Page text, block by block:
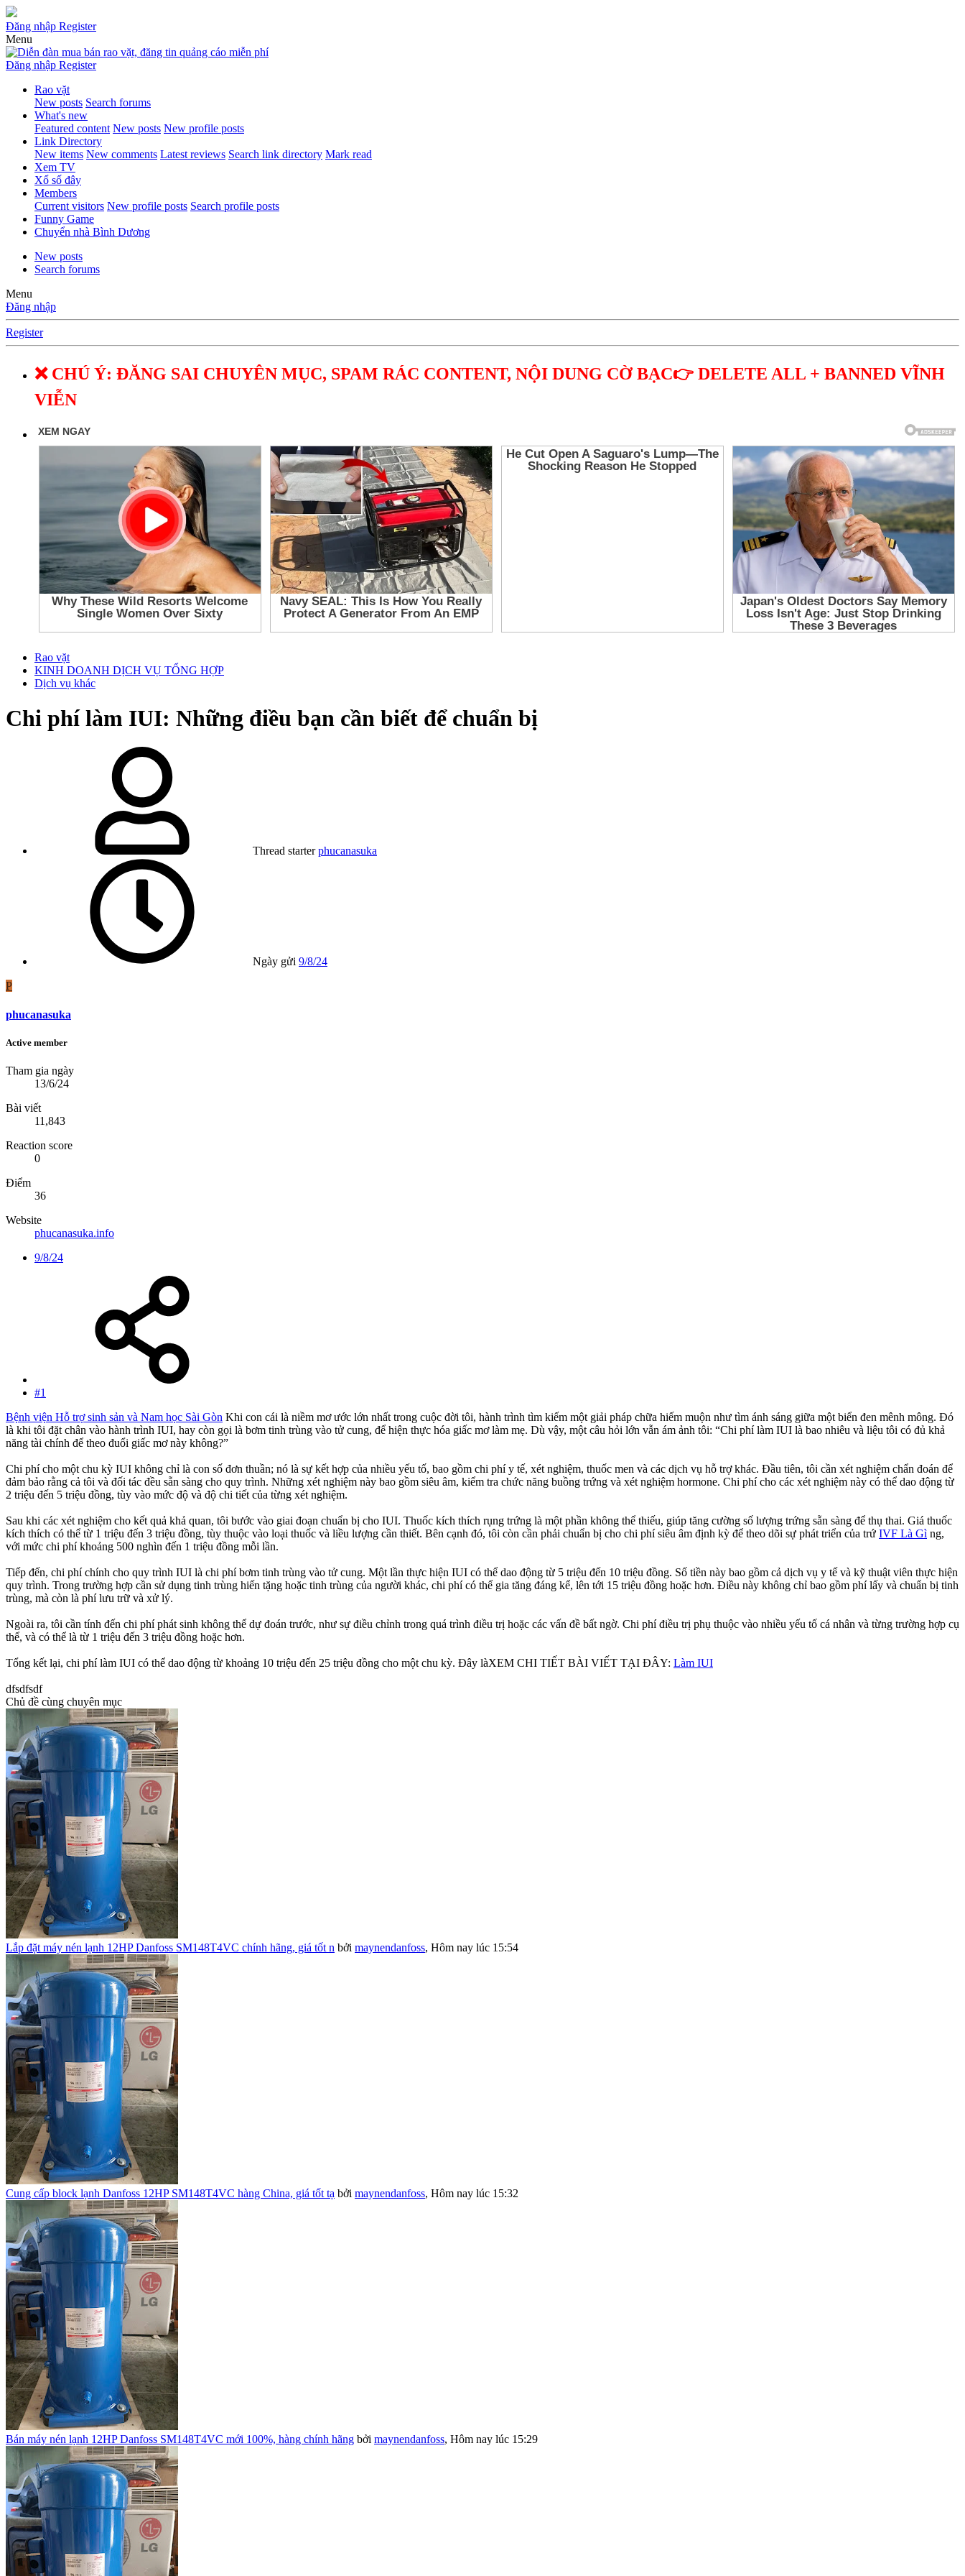
Đăng nhập Register
Menu
Đăng nhập Register
Rao vặt
New posts Search forums
What's new
Featured content New posts New profile posts
Link Directory
New items New comments Latest reviews Search link directory Mark read
Xem TV
Xổ số đây
Members
Current visitors New profile posts Search profile posts
Funny Game
Chuyển nhà Bình Dương
New posts
Search forums
Menu
Đăng nhập
Register
❌ CHÚ Ý: ĐĂNG SAI CHUYÊN MỤC, SPAM RÁC CONTENT, NỘI DUNG CỜ BẠC👉 DELETE ALL + BANNED VĨNH
VIỄN
Rao vặt
KINH DOANH DỊCH VỤ TỔNG HỢP
Dịch vụ khác
Chi phí làm IUI: Những điều bạn cần biết để chuẩn bị
Thread starter phucanasuka
Ngày gửi 9/8/24
P
phucanasuka
Active member
Tham gia ngày
13/6/24
Bài viết
11,843
Reaction score
0
Điểm
36
Website
phucanasuka.info
9/8/24
#1
Bệnh viện Hỗ trợ sinh sản và Nam học Sài Gòn Khi con cái là niềm mơ ước lớn nhất trong cuộc đời tôi, hành trình tìm kiếm một giải pháp chữa hiếm muộn như tìm ánh sáng giữa một biển đen mênh mông. Đó
là khi tôi đặt chân vào hành trình IUI, hay còn gọi là bơm tinh trùng vào tử cung, để hiện thực hóa giấc mơ làm mẹ. Dù vậy, một câu hỏi lớn vẫn ám ảnh tôi: “Chi phí làm IUI là bao nhiêu và liệu tôi có đủ khả
năng tài chính để theo đuổi giấc mơ này không?”
Chi phí cho một chu kỳ IUI không chỉ là con số đơn thuần; nó là sự kết hợp của nhiều yếu tố, bao gồm chi phí y tế, xét nghiệm, thuốc men và các dịch vụ hỗ trợ khác. Đầu tiên, tôi cần xét nghiệm chẩn đoán để
đảm bảo rằng cả tôi và đối tác đều sẵn sàng cho quy trình. Những xét nghiệm này bao gồm siêu âm, kiểm tra chức năng buồng trứng và xét nghiệm hormone. Chi phí cho các xét nghiệm này có thể dao động từ
2 triệu đến 5 triệu đồng, tùy vào mức độ và độ chi tiết của từng xét nghiệm.
Sau khi các xét nghiệm cho kết quả khả quan, tôi bước vào giai đoạn chuẩn bị cho IUI. Thuốc kích thích rụng trứng là một phần không thể thiếu, giúp tăng cường số lượng trứng sẵn sàng để thụ thai. Giá thuốc
kích thích có thể từ 1 triệu đến 3 triệu đồng, tùy thuộc vào loại thuốc và liều lượng cần thiết. Bên cạnh đó, tôi còn cần phải chuẩn bị cho chi phí siêu âm định kỳ để theo dõi sự phát triển của trứ IVF Là Gì ng,
với mức chi phí khoảng 500 nghìn đến 1 triệu đồng mỗi lần.
Tiếp đến, chi phí chính cho quy trình IUI là chi phí bơm tinh trùng vào tử cung. Một lần thực hiện IUI có thể dao động từ 5 triệu đến 10 triệu đồng. Số tiền này bao gồm cả dịch vụ y tế và kỹ thuật viên thực hiện
quy trình. Trong trường hợp cần sử dụng tinh trùng hiến tặng hoặc tinh trùng của người khác, chi phí có thể gia tăng đáng kể, lên tới 15 triệu đồng hoặc hơn. Điều này không chỉ bao gồm phí lấy và chuẩn bị tinh
trùng, mà còn là phí lưu trữ và xử lý.
Ngoài ra, tôi cần tính đến chi phí phát sinh không thể dự đoán trước, như sự điều chỉnh trong quá trình điều trị hoặc các vấn đề bất ngờ. Chi phí điều trị phụ thuộc vào nhiều yếu tố cá nhân và từng trường hợp cụ
thể, và có thể là từ 1 triệu đến 3 triệu đồng hoặc hơn.
Tổng kết lại, chi phí làm IUI có thể dao động từ khoảng 10 triệu đến 25 triệu đồng cho một chu kỳ. Đây làXEM CHI TIẾT BÀI VIẾT TẠI ĐÂY: Làm IUI
dfsdfsdf
Chủ đề cùng chuyên mục
Lắp đặt máy nén lạnh 12HP Danfoss SM148T4VC chính hãng, giá tốt n bởi maynendanfoss, Hôm nay lúc 15:54
Cung cấp block lạnh Danfoss 12HP SM148T4VC hàng China, giá tốt tạ bởi maynendanfoss, Hôm nay lúc 15:32
Bán máy nén lạnh 12HP Danfoss SM148T4VC mới 100%, hàng chính hãng bởi maynendanfoss, Hôm nay lúc 15:29